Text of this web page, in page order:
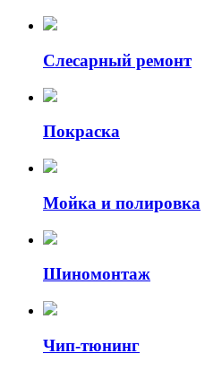
Слесарный ремонт
Покраска
Мойка и полировка
Шиномонтаж
Чип-тюнинг